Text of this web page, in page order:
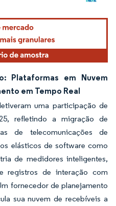
requer atribuição conforme CC BY 4.0.
Plataformas em Nuvem
em Tempo Real
uma participação de
refletindo a migração de
de telecomunicações de
elásticos de software como
de medidores inteligentes,
registros de interação com
fornecedor de planejamento
sua nuvem de recebíveis a